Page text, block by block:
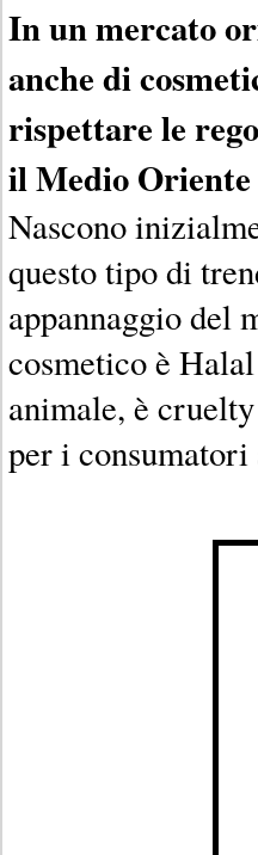
In un mercato
anche di
rispettare le
il Medio Oriente
Nascono
questo tipo di
appannaggio del
cosmetico è
animale, è
per i